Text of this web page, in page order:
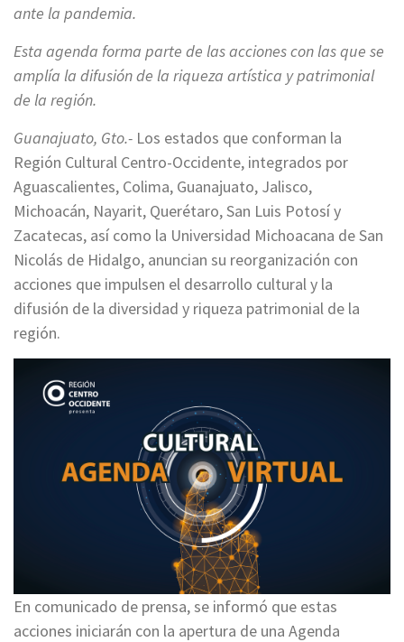
ante la pandemia.
Esta agenda forma parte de las acciones con las que se
amplía la difusión de la riqueza artística y patrimonial
de la región.
Guanajuato, Gto.- Los estados que conforman la
Región Cultural Centro-Occidente, integrados por
Aguascalientes, Colima, Guanajuato, Jalisco,
Michoacán, Nayarit, Querétaro, San Luis Potosí y
Zacatecas, así como la Universidad Michoacana de San
Nicolás de Hidalgo, anuncian su reorganización con
acciones que impulsen el desarrollo cultural y la
difusión de la diversidad y riqueza patrimonial de la
región.
En comunicado de prensa, se informó que estas
acciones iniciarán con la apertura de una Agenda